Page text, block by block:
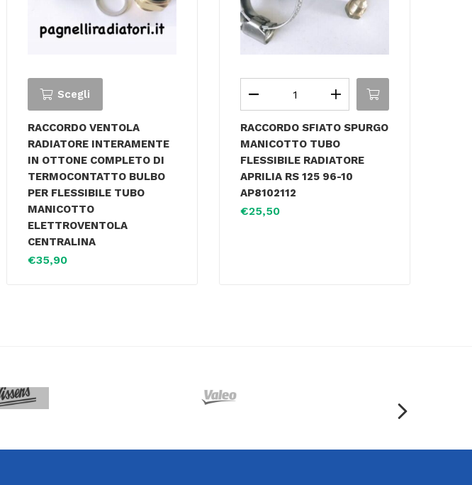
Scegli
RACCORDO VENTOLA
RADIATORE INTERAMENTE
IN OTTONE COMPLETO DI
TERMOCONTATTO BULBO
PER FLESSIBILE TUBO
MANICOTTO
ELETTROVENTOLA
CENTRALINA
€35,90
RACCORDO SFIATO SPURGO
MANICOTTO TUBO
FLESSIBILE RADIATORE
APRILIA RS 125 96-10
AP8102112
€25,50